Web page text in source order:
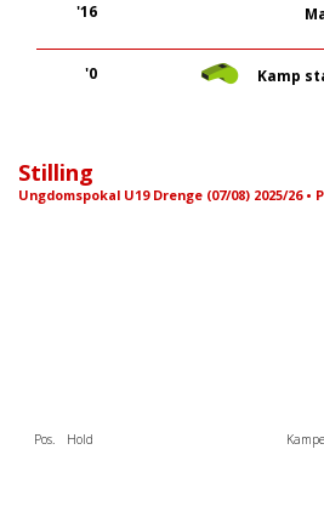
'16
'0 Kamp
Stilling
Ungdomspokal U19 Drenge (07/08) 2025/26 •
Pos. Hold Kampe